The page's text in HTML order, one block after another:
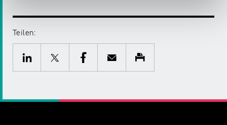
Teilen:
Twitter Facebook